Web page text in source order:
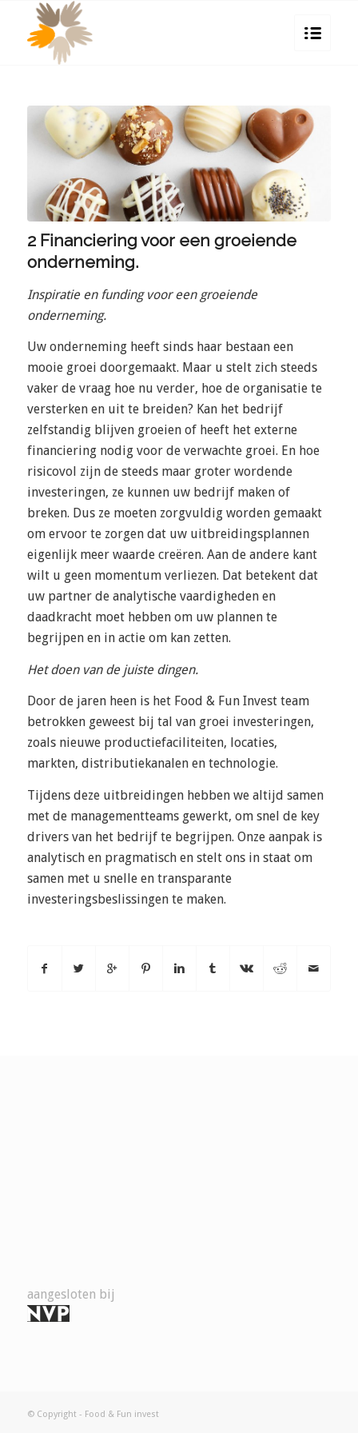
2 Financiering voor een groeiende
onderneming.
Inspiratie en funding voor een groeiende
onderneming.
Uw onderneming heeft sinds haar bestaan een
mooie groei doorgemaakt. Maar u stelt zich steeds
vaker de vraag hoe nu verder, hoe de organisatie te
versterken en uit te breiden? Kan het bedrijf
zelfstandig blijven groeien of heeft het externe
financiering nodig voor de verwachte groei. En hoe
risicovol zijn de steeds maar groter wordende
investeringen, ze kunnen uw bedrijf maken of
breken. Dus ze moeten zorgvuldig worden gemaakt
om ervoor te zorgen dat uw uitbreidingsplannen
eigenlijk meer waarde creëren. Aan de andere kant
wilt u geen momentum verliezen. Dat betekent dat
uw partner de analytische vaardigheden en
daadkracht moet hebben om uw plannen te
begrijpen en in actie om kan zetten.
Het doen van de juiste dingen.
Door de jaren heen is het Food & Fun Invest team
betrokken geweest bij tal van groei investeringen,
zoals nieuwe productiefaciliteiten, locaties,
markten, distributiekanalen en technologie.
Tijdens deze uitbreidingen hebben we altijd samen
met de managementteams gewerkt, om snel de key
drivers van het bedrijf te begrijpen. Onze aanpak is
analytisch en pragmatisch en stelt ons in staat om
samen met u snelle en transparante
investeringsbeslissingen te maken.
aangesloten bij
© Copyright - Food & Fun invest